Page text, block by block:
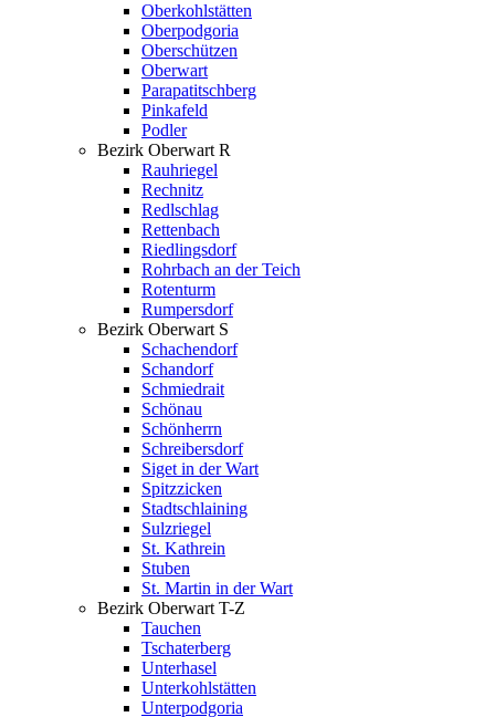
Oberkohlstätten
Oberpodgoria
Oberschützen
Oberwart
Parapatitschberg
Pinkafeld
Podler
Bezirk Oberwart R
Rauhriegel
Rechnitz
Redlschlag
Rettenbach
Riedlingsdorf
Rohrbach an der Teich
Rotenturm
Rumpersdorf
Bezirk Oberwart S
Schachendorf
Schandorf
Schmiedrait
Schönau
Schönherrn
Schreibersdorf
Siget in der Wart
Spitzzicken
Stadtschlaining
Sulzriegel
St. Kathrein
Stuben
St. Martin in der Wart
Bezirk Oberwart T-Z
Tauchen
Tschaterberg
Unterhasel
Unterkohlstätten
Unterpodgoria